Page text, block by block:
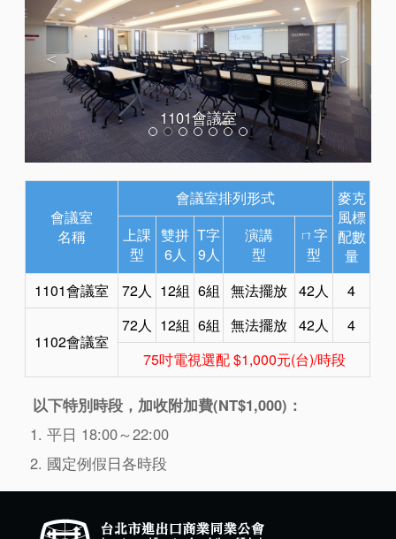
1101會議室
會議室
名稱
會議室排列形式
麥克
風標
配數
量
上課
型
雙拼
6人
T字
9人
演講
型
ㄇ字
型
1101會議室
72人 12組 6組 無法擺放 42人 4
1102會議室
72人 12組 6組 無法擺放 42人
4
75吋電視選配 $1,000元(台)/時段
以下特別時段，加收附加費(NT$1,000)：
平日 18:00～22:00
國定例假日各時段